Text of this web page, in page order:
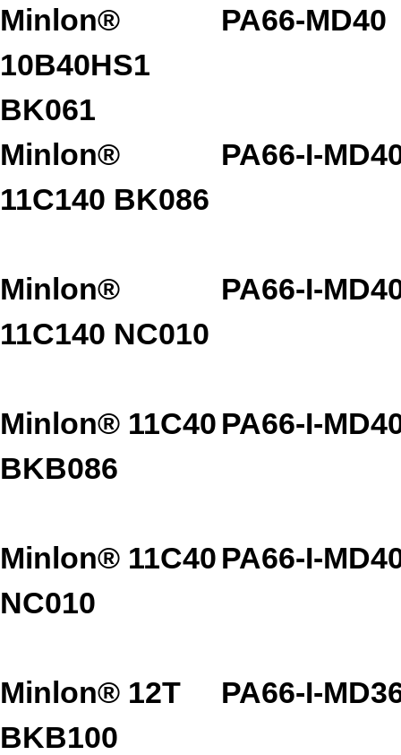
Minlon®
10B40HS1
BK061
PA66-MD40
Minlon®
11C140 BK086
PA66-I-
Minlon®
11C140 NC010
PA66-I-
Minlon® 11C40
BKB086
PA66-I-
Minlon® 11C40
NC010
PA66-I-
Minlon® 12T
BKB100
PA66-I-